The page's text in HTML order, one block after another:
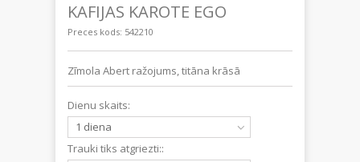
KAFIJAS KAROTE EGO
Preces kods: 542210
Zīmola Abert ražojums, titāna krāsā
Dienu skaits:
1 diena
Trauki tiks atgriezti::